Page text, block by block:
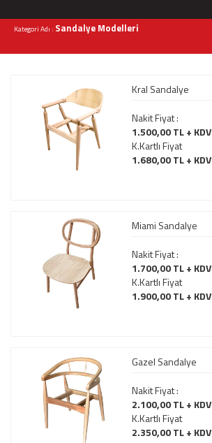
Kategori Adı : Sandalye Modelleri
Kral Sandalye
Nakit Fiyat :
1.500,00 TL + KDV
K.Kartlı Fiyat
1.680,00 TL + KDV
Miami Sandalye
Nakit Fiyat :
1.700,00 TL + KDV
K.Kartlı Fiyat
1.900,00 TL + KDV
Gazel Sandalye
Nakit Fiyat :
2.100,00 TL + KDV
K.Kartlı Fiyat
2.350,00 TL + KDV